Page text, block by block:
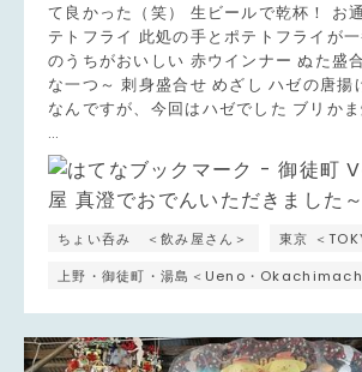
ちょい呑み ＜飲み屋さん＞
東京 ＜
上野・御徒町・湯島＜Ueno・
て良かった（笑） 生ビールで乾杯！ お
テトフライ 此処の手とポテトフライが
のうちがおいしい 赤ウインナー ぬた盛
な一つ～ 刺身盛合せ めざし ハゼの唐揚
なんですが、今回はハゼでした ブリか
…